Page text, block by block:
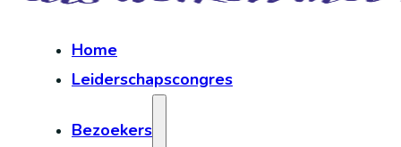
Home
Leiderschapscongres
Bezoekers